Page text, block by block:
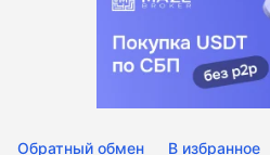
Обратный обмен В избранное